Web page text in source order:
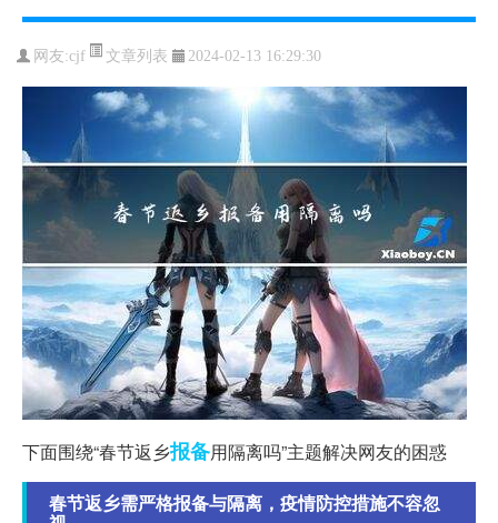
网友:cjf 文章列表 2024-02-13 16:29:30
下面围绕“春节返乡报备用隔离吗”主题解决网友的困惑
春节返乡需严格报备与隔离，疫情防控措施不容忽